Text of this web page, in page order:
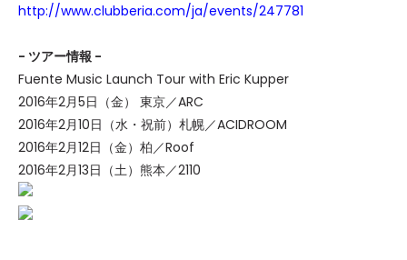
http://www.clubberia.com/ja/events/247781
- ツアー情報 -
Fuente Music Launch Tour with Eric Kupper
2016年2月5日（金） 東京／ARC
2016年2月10日（水・祝前）札幌／ACIDROOM
2016年2月12日（金）柏／Roof
2016年2月13日（土）熊本／2110